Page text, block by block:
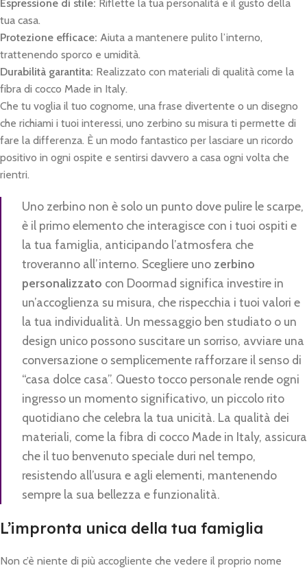
Espressione di stile: Riflette la tua personalità e il gusto della
tua casa.
Protezione efficace: Aiuta a mantenere pulito l’interno,
trattenendo sporco e umidità.
Durabilità garantita: Realizzato con materiali di qualità come la
fibra di cocco Made in Italy.
Che tu voglia il tuo cognome, una frase divertente o un disegno
che richiami i tuoi interessi, uno zerbino su misura ti permette di
fare la differenza. È un modo fantastico per lasciare un ricordo
positivo in ogni ospite e sentirsi davvero a casa ogni volta che
rientri.
Uno zerbino non è solo un punto dove pulire le scarpe,
è il primo elemento che interagisce con i tuoi ospiti e
la tua famiglia, anticipando l’atmosfera che
troveranno all’interno. Scegliere uno zerbino
personalizzato con Doormad significa investire in
un’accoglienza su misura, che rispecchia i tuoi valori e
la tua individualità. Un messaggio ben studiato o un
design unico possono suscitare un sorriso, avviare una
conversazione o semplicemente rafforzare il senso di
“casa dolce casa”. Questo tocco personale rende ogni
ingresso un momento significativo, un piccolo rito
quotidiano che celebra la tua unicità. La qualità dei
materiali, come la fibra di cocco Made in Italy, assicura
che il tuo benvenuto speciale duri nel tempo,
resistendo all’usura e agli elementi, mantenendo
sempre la sua bellezza e funzionalità.
L’impronta unica della tua famiglia
Non c’è niente di più accogliente che vedere il proprio nome